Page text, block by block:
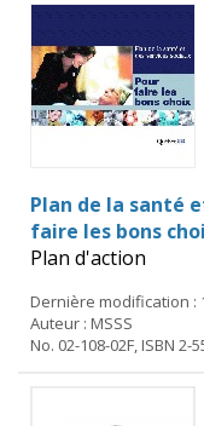
Plan de la santé
faire les bons
Plan d'action
Dernière modification :
Auteur : MSSS
No. 02-108-02F, ISBN 2-